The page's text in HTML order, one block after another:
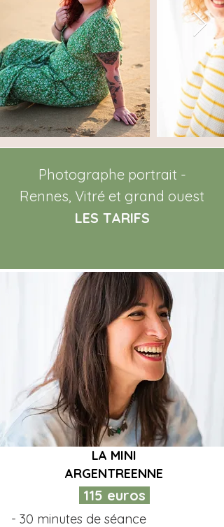
Photographe portrait -
Rennes, Vitré et grand ouest
LES TARIFS
LA MINI
ARGENTREENNE
115 euros
- 30 minutes de séance